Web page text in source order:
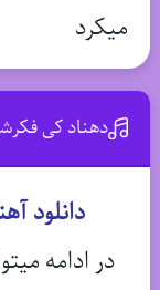
میکرد
دهناد کی
دانلود
در ادامه